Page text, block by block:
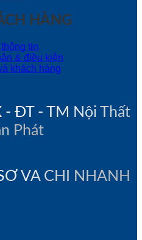
HÀNG
tin
& điều kiện
khách hàng
- ĐT - TM Nội Thất
Phát
VÀ CHI NHÁNH